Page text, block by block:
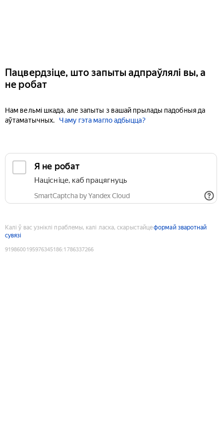
Пацвердзіце, што запыты адпраўлялі вы, а
не робат
Нам вельмі шкада, але запыты з вашай прылады падобныя да
аўтаматычных.
Чаму гэта магло адбыцца?
Я не робат
Націсніце, каб працягнуць
SmartCaptcha by Yandex Cloud
Калі ў вас узніклі праблемы, калі ласка, скарыстайцеформай зваротнай
сувязі
9198600195976345186:1786337266